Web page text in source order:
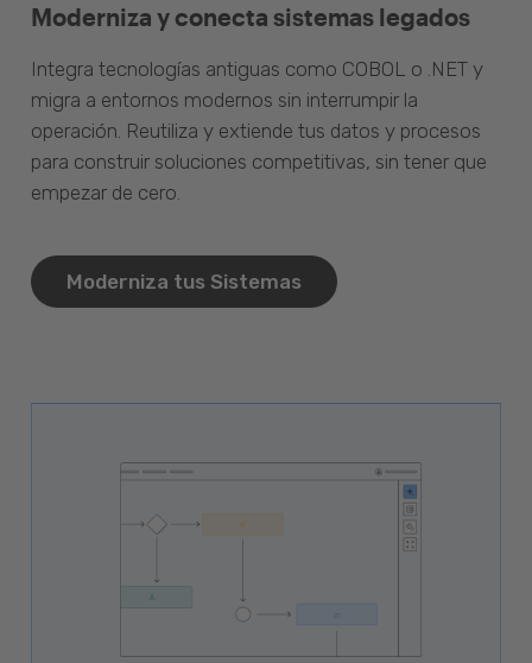
Moderniza y conecta sistemas legados
Integra tecnologías antiguas como COBOL o .NET y
migra a entornos modernos sin interrumpir la
operación. Reutiliza y extiende tus datos y procesos
para construir soluciones competitivas, sin tener que
empezar de cero.
Moderniza tus Sistemas